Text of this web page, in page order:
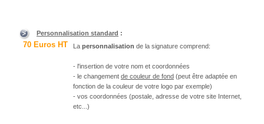
Personnalisation standard :
70 Euros HT La personnalisation de la signature comprend:
- l'insertion de votre nom et coordonnées
- le changement de couleur de fond (peut être adaptée en
fonction de la couleur de votre logo par exemple)
- vos coordonnées (postale, adresse de votre site Internet,
etc...)